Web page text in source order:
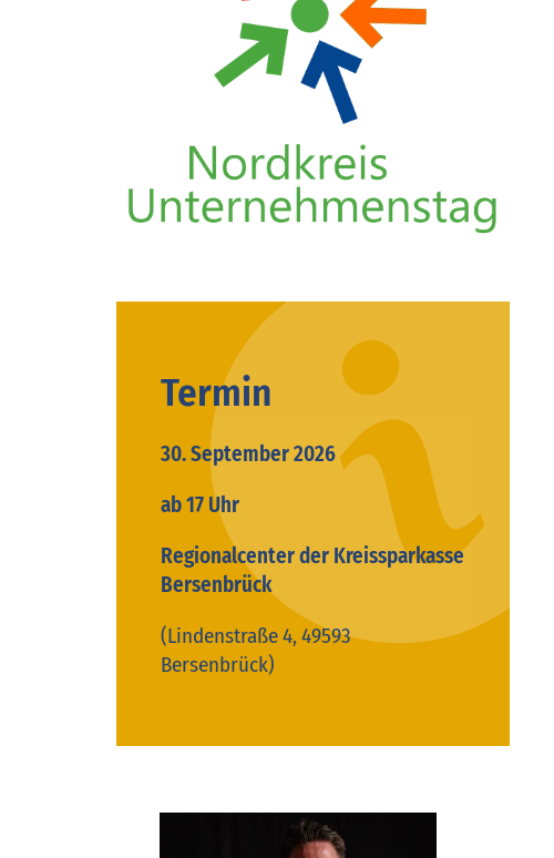
Termin
30. September 2026
ab 17 Uhr
Regionalcenter der Kreissparkasse
Bersenbrück
(Lindenstraße 4, 49593
Bersenbrück)